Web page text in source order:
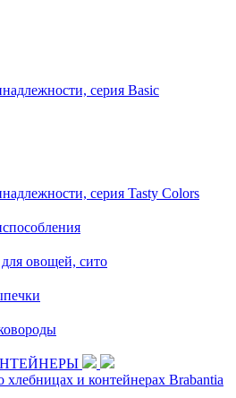
серия Basic
серия Tasty Colors
овощей, сито
и контейнерах Brabantia